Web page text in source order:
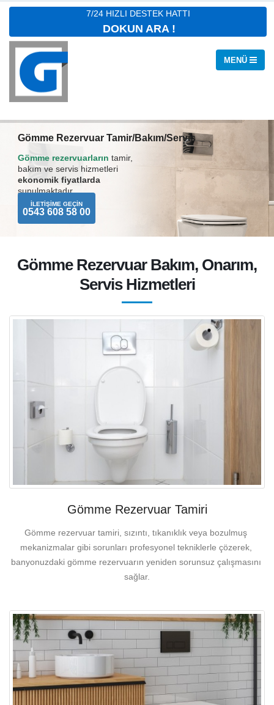
7/24 HIZLI DESTEK HATTI
DOKUN ARA !
Gömme Rezervuar Tamir/Bakım/Servis
Gömme rezervuarların tamir,
bakım ve servis hizmetleri
ekonomik fiyatlarda
sunulmaktadır.
İLETIŞIME GEÇIN
0543 608 58 00
Gömme Rezervuar Bakım, Onarım,
Servis Hizmetleri
Gömme Rezervuar Tamiri
Gömme rezervuar tamiri, sızıntı, tıkanıklık veya bozulmuş
mekanizmalar gibi sorunları profesyonel tekniklerle çözerek,
banyonuzdaki gömme rezervuarın yeniden sorunsuz çalışmasını
sağlar.